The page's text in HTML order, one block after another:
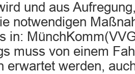
und aus
notwendigen
in:
muss von einem
erwartet werden,